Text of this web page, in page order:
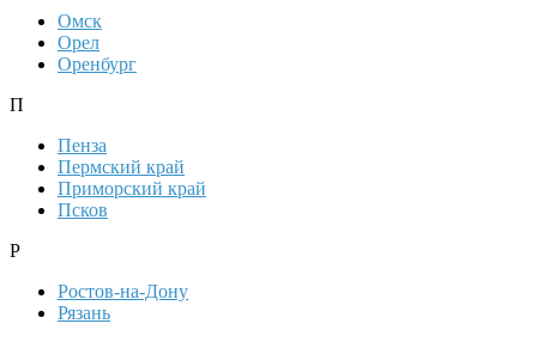
Омск
Орел
Оренбург
П
Пенза
Пермский край
Приморский край
Псков
Р
Ростов-на-Дону
Рязань